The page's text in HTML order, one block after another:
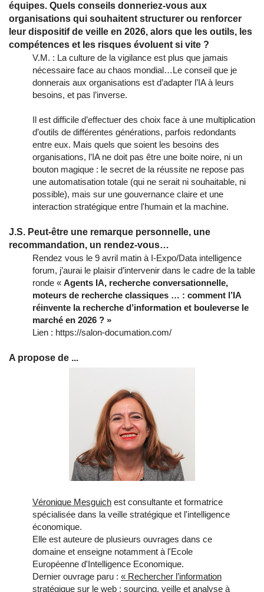
équipes. Quels conseils donneriez-vous aux
organisations qui souhaitent structurer ou renforcer
leur dispositif de veille en 2026, alors que les outils, les
compétences et les risques évoluent si vite ?
V.M. : La culture de la vigilance est plus que jamais
nécessaire face au chaos mondial…Le conseil que je
donnerais aux organisations est d’adapter l’IA à leurs
besoins, et pas l’inverse.
Il est difficile d’effectuer des choix face à une multiplication
d’outils de différentes générations, parfois redondants
entre eux. Mais quels que soient les besoins des
organisations, l’IA ne doit pas être une boite noire, ni un
bouton magique : le secret de la réussite ne repose pas
une automatisation totale (qui ne serait ni souhaitable, ni
possible), mais sur une gouvernance claire et une
interaction stratégique entre l'humain et la machine.
J.S. Peut-être une remarque personnelle, une
recommandation, un rendez-vous…
Rendez vous le 9 avril matin à I-Expo/Data intelligence
forum, j’aurai le plaisir d’intervenir dans le cadre de la table
ronde « Agents IA, recherche conversationnelle,
moteurs de recherche classiques … : comment l’IA
réinvente la recherche d’information et bouleverse le
marché en 2026 ? »
Lien : https://salon-documation.com/
A propose de ...
Véronique Mesguich est consultante et formatrice
spécialisée dans la veille stratégique et l'intelligence
économique.
Elle est auteure de plusieurs ouvrages dans ce
domaine et enseigne notamment à l'Ecole
Européenne d'Intelligence Economique.
Dernier ouvrage paru : « Rechercher l’information
stratégique sur le web : sourcing, veille et analyse à